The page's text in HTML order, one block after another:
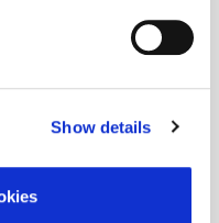
Show details